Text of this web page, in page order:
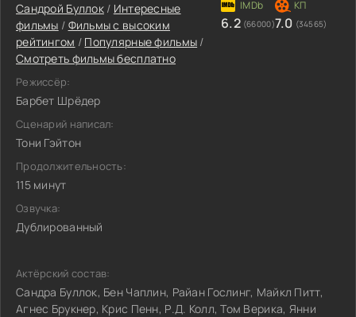
Сандрой Буллок/ Интересные
фильмы / Фильмы с высоким
рейтингом / Популярные фильмы /
Смотреть фильмы бесплатно
Режиссёр:
Барбет Шрёдер
Сценарий написал:
Тони Гэйтон
Продолжительность:
115 минут
Озвучка:
Дублированный
6.2 (66000)7.0 (34565)
Актёрский состав:
Сандра Буллок, Бен Чаплин, Райан Гослинг, Майкл Питт,
Агнес Брукнер, Крис Пенн, Р.Д. Колл, Том Верика, Янни